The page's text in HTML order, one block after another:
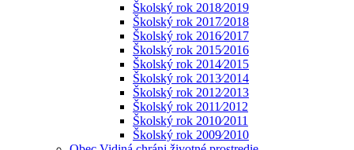
Školský rok 2018⁄2019
Školský rok 2017⁄2018
Školský rok 2016⁄2017
Školský rok 2015⁄2016
Školský rok 2014⁄2015
Školský rok 2013⁄2014
Školský rok 2012⁄2013
Školský rok 2011⁄2012
Školský rok 2010⁄2011
Školský rok 2009⁄2010